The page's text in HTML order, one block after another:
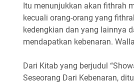
Itu menunjukkan akan fithrah
kecuali orang-orang yang
kedengkian dan yang lainnya
mendapatkan kebenaran.
Dari Kitab yang berjudul
Seseorang Dari Kebenaran,